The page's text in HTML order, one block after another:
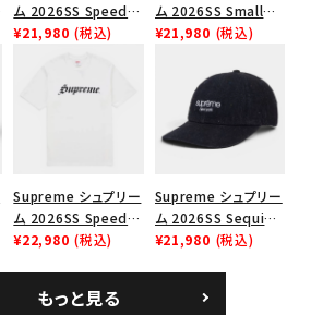
円 ～
庫のない商品を表示する
絞り込んで検索する
ム 2026SS Speed
Tee スピードTシャツ
¥21,980 (税込)
ム 2026SS Small
Box Tee スモールボ
¥21,980 (税込)
Supreme シュプリー
ム 2026SS Speed
Tee スピードTシャツ
¥22,980 (税込)
Supreme シュプリー
ム 2026SS Sequin
Denim Classic
シックロゴ 6パネルキ
¥21,980 (税込)
もっと見る